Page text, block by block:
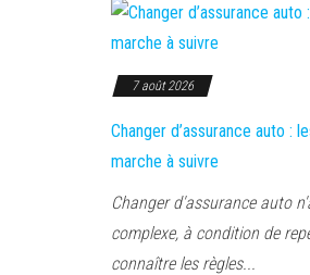
7 août 2026
Changer d’assurance auto :
marche à suivre
Changer d'assurance auto
complexe, à condition de
connaître les règles...